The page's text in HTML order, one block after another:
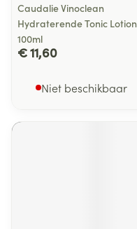
Caudalie Vinoclean
Hydraterende Tonic Lotion
100ml
€ 11,60
Niet beschikbaar